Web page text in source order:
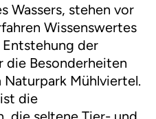
Wassers, stehen vor
Wissenswertes
der
die Besonderheiten
Naturpark Mühlviertel.
die